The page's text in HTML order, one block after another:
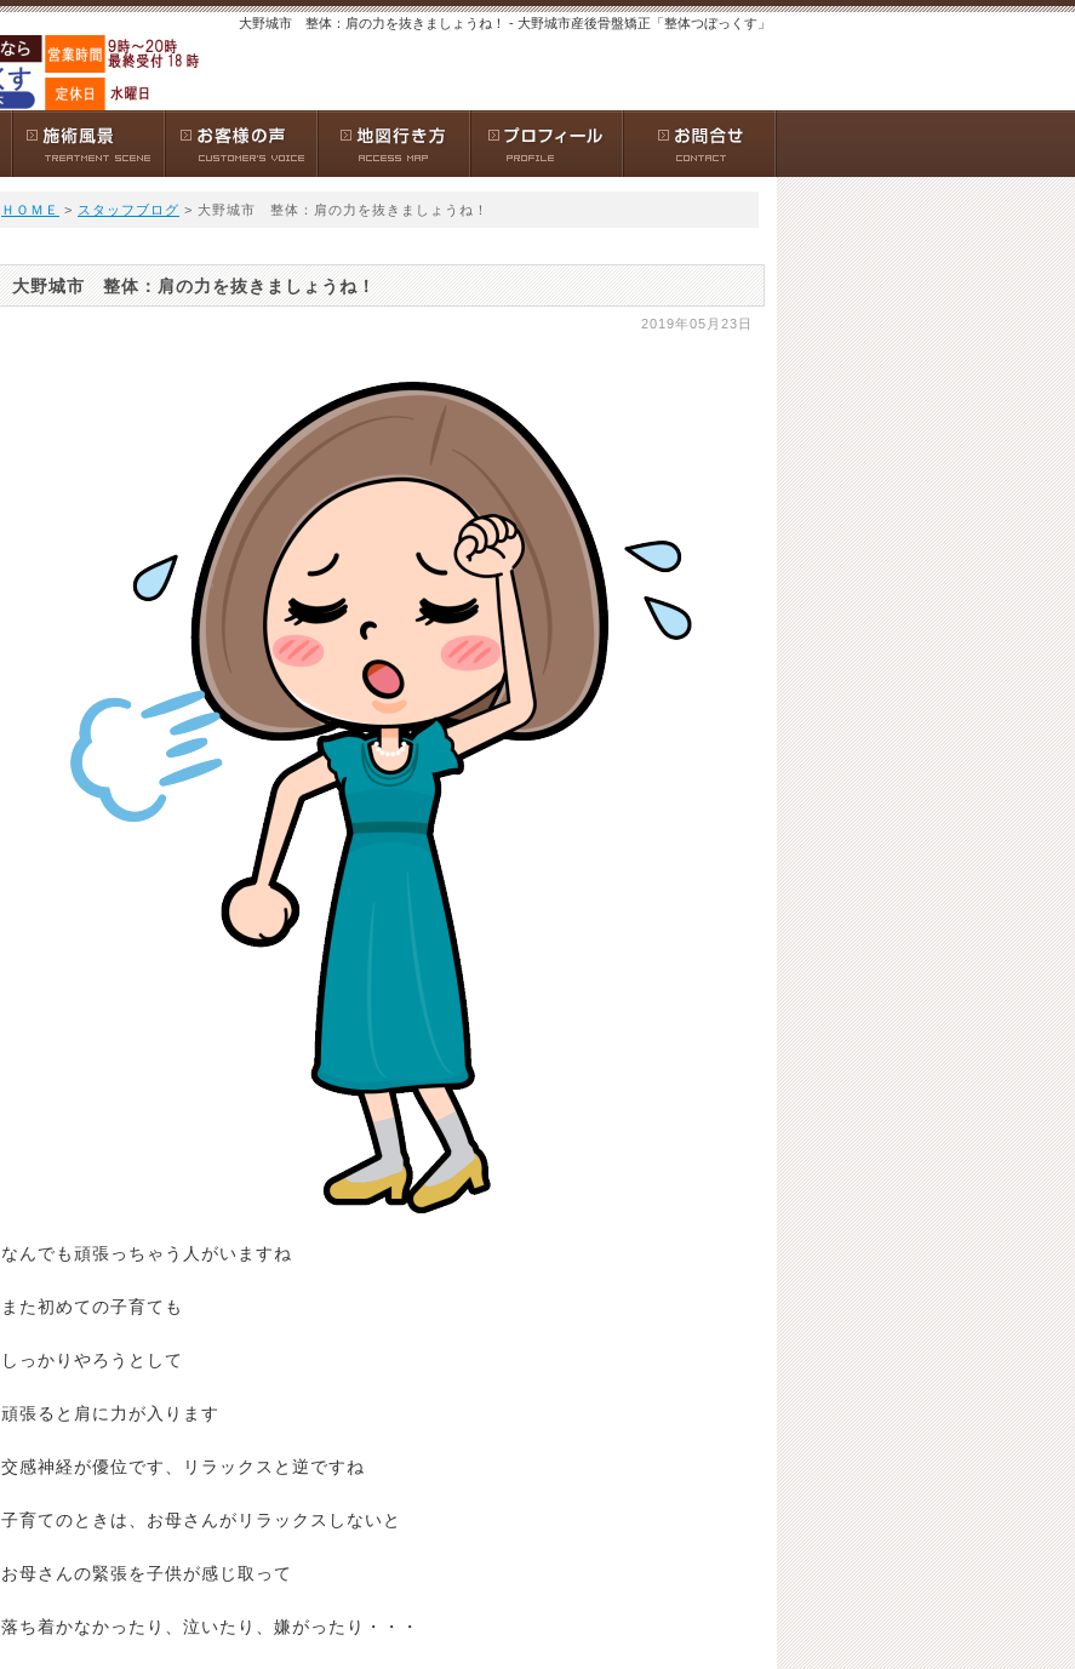
大野城市 整体：肩の力を抜きましょうね！ - 大野城市産後骨盤矯正「整体つぼっくす」
ＨＯＭＥ > スタッフブログ > 大野城市 整体：肩の力を抜きましょうね！
大野城市 整体：肩の力を抜きましょうね！
2019年05月23日
なんでも頑張っちゃう人がいますね
また初めての子育ても
しっかりやろうとして
頑張ると肩に力が入ります
交感神経が優位です、リラックスと逆ですね
子育てのときは、お母さんがリラックスしないと
お母さんの緊張を子供が感じ取って
落ち着かなかったり、泣いたり、嫌がったり・・・